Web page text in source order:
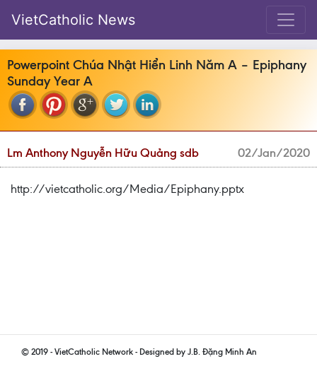
VietCatholic News
Powerpoint Chúa Nhật Hiển Linh Năm A – Epiphany
Sunday Year A
Lm Anthony Nguyễn Hữu Quảng sdb 02/Jan/2020
http://vietcatholic.org/Media/Epiphany.pptx
© 2019 - VietCatholic Network - Designed by J.B. Đặng Minh An